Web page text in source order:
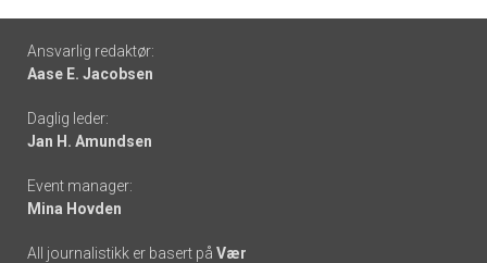
Footer
-
links
Ansvarlig redaktør:
Aase E. Jacobsen
Daglig leder:
Jan H. Amundsen
Event manager:
Mina Hovden
All journalistikk er basert på Vær